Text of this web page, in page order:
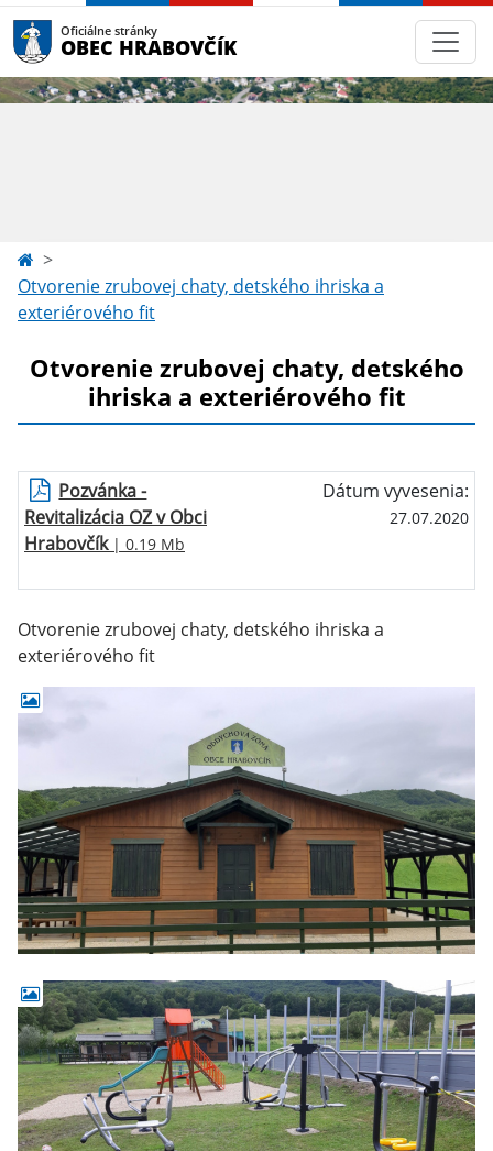
Oficiálne stránky
OBEC HRABOVČÍK
Otvorenie zrubovej chaty, detského ihriska a
exteriérového fit
Otvorenie zrubovej chaty, detského
ihriska a exteriérového fit
Pozvánka -
Revitalizácia OZ v Obci
Hrabovčík| 0.19 Mb
Dátum vyvesenia:
27.07.2020
Otvorenie zrubovej chaty, detského ihriska a
exteriérového fit